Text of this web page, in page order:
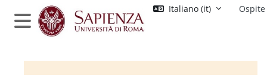
Vai al contenuto principale
Pannello laterale
Italiano ‎(it)‎ Ospite